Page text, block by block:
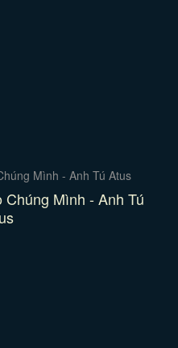
Mình - Anh Tú